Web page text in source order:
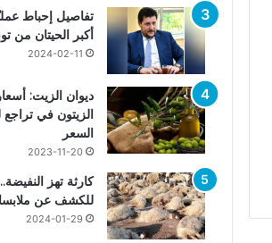
تفاصيل إحباط
أكبر الحيتان من
2024-02-11
ديوان الزيت:
الزيتون في تراجع
السعر
2023-11-20
كارثة تهز
للكشف عن
2024-01-29